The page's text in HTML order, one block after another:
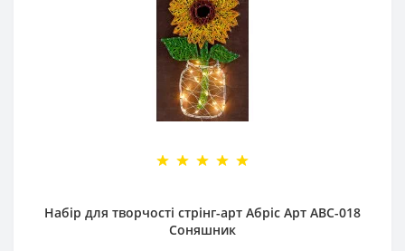
Набір для творчості стрінг-арт Абріс Арт АВС-018
Соняшник